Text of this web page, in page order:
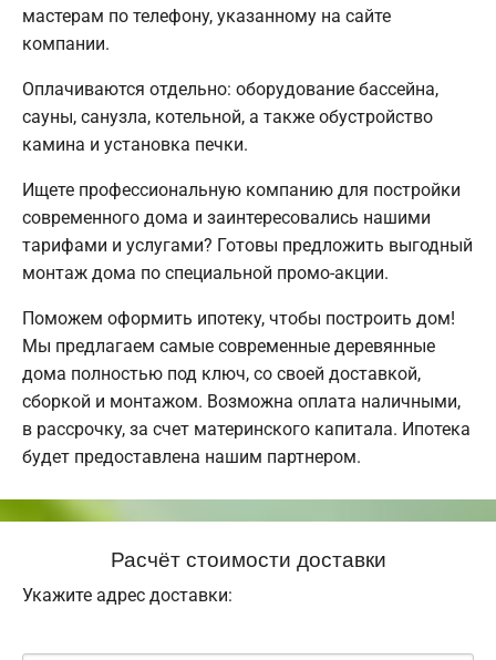
мастерам по телефону, указанному на сайте
компании.
Оплачиваются отдельно: оборудование бассейна,
сауны, санузла, котельной, а также обустройство
камина и установка печки.
Ищете профессиональную компанию для постройки
современного дома и заинтересовались нашими
тарифами и услугами? Готовы предложить выгодный
монтаж дома по специальной промо-акции.
Поможем оформить ипотеку, чтобы построить дом!
Мы предлагаем самые современные деревянные
дома полностью под ключ, со своей доставкой,
сборкой и монтажом. Возможна оплата наличными,
в рассрочку, за счет материнского капитала. Ипотека
будет предоставлена нашим партнером.
Расчёт стоимости доставки
Укажите адрес доставки: